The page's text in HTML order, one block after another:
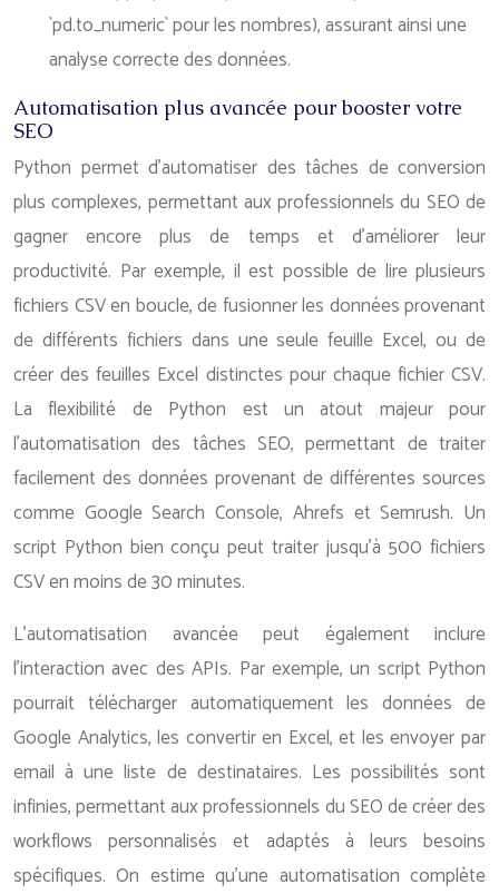
`pd.to_numeric` pour les nombres), assurant ainsi une
analyse correcte des données.
Automatisation plus avancée pour booster votre
SEO
Python permet d’automatiser des tâches de conversion
plus complexes, permettant aux professionnels du SEO de
gagner encore plus de temps et d’améliorer leur
productivité. Par exemple, il est possible de lire plusieurs
fichiers CSV en boucle, de fusionner les données provenant
de différents fichiers dans une seule feuille Excel, ou de
créer des feuilles Excel distinctes pour chaque fichier CSV.
La flexibilité de Python est un atout majeur pour
l’automatisation des tâches SEO, permettant de traiter
facilement des données provenant de différentes sources
comme Google Search Console, Ahrefs et Semrush. Un
script Python bien conçu peut traiter jusqu’à 500 fichiers
CSV en moins de 30 minutes.
L’automatisation avancée peut également inclure
l’interaction avec des APIs. Par exemple, un script Python
pourrait télécharger automatiquement les données de
Google Analytics, les convertir en Excel, et les envoyer par
email à une liste de destinataires. Les possibilités sont
infinies, permettant aux professionnels du SEO de créer des
workflows personnalisés et adaptés à leurs besoins
spécifiques. On estime qu’une automatisation complète